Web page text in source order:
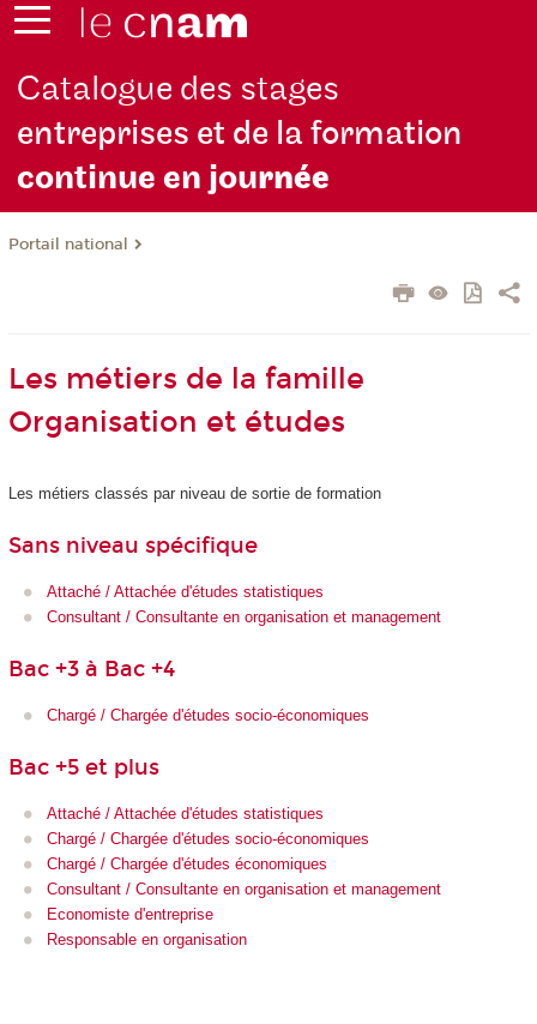
Catalogue des stages
entreprises et de la formation
continue en journée
Portail national
Les métiers de la famille
Organisation et études
Les métiers classés par niveau de sortie de formation
Sans niveau spécifique
Attaché / Attachée d'études statistiques
Consultant / Consultante en organisation et management
Bac +3 à Bac +4
Chargé / Chargée d'études socio-économiques
Bac +5 et plus
Attaché / Attachée d'études statistiques
Chargé / Chargée d'études socio-économiques
Chargé / Chargée d'études économiques
Consultant / Consultante en organisation et management
Economiste d'entreprise
Responsable en organisation